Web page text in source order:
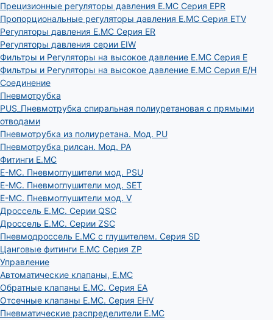
Прецизионные регуляторы давления E.MC Серия EPR
Пропорциональные регуляторы давления E.MC Серия ETV
Регуляторы давления E.MC Серия ER
Регуляторы давления серии EIW
Фильтры и Регуляторы на высокое давление E.MC Серия E
Фильтры и Регуляторы на высокое давление E.MC Серия E/H
Соединение
Пневмотрубка
PUS_Пневмотрубка спиральная полиуретановая с прямыми
отводами
Пневмотрубка из полиуретана. Мод. РU
Пневмотрубка рилсан. Мод. PA
Фитинги E.MC
E-MC. Пневмоглушители мод. PSU
E-MC. Пневмоглушители мод. SET
E-MC. Пневмоглушители мод. V
Дроссель E.MC. Серии QSC
Дроссель E.MC. Серии ZSC
Пневмодроссель E.MC с глушителем. Серия SD
Цанговые фитинги E.MC Серия ZP
Управление
Автоматические клапаны, Е.МС
Обратные клапаны E.MC. Серия EA
Отсечные клапаны E.MC. Серия EHV
Пневматические распределители E.MC